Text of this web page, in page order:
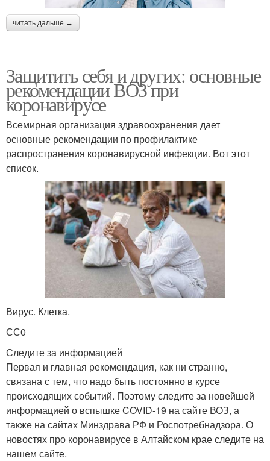
читать дальше →
Защитить себя и других: основные
рекомендации ВОЗ при
коронавирусе
Всемирная организация здравоохранения дает
основные рекомендации по профилактике
распространения коронавирусной инфекции. Вот этот
список.
Вирус. Клетка.
СС0
Следите за информацией
Первая и главная рекомендация, как ни странно,
связана с тем, что надо быть постоянно в курсе
происходящих событий. Поэтому следите за новейшей
информацией о вспышке COVID-19 на сайте ВОЗ, а
также на сайтах Минздрава РФ и Роспотребнадзора. О
новостях про коронавирусе в Алтайском крае следите на
нашем сайте.